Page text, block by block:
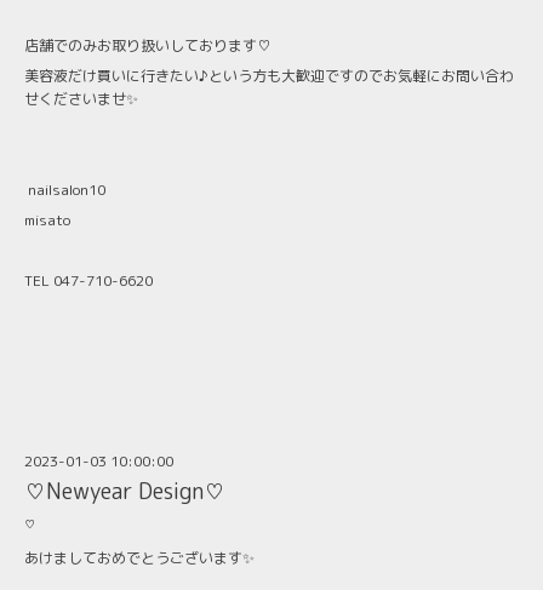
店舗でのみお取り扱いしております♡
美容液だけ買いに行きたい♪という方も大歓迎ですのでお気軽にお問い合わ
せくださいませ✨
nailsalon10
misato
TEL 047-710-6620
2023-01-03 10:00:00
♡Newyear Design♡
♡
あけましておめでとうございます✨